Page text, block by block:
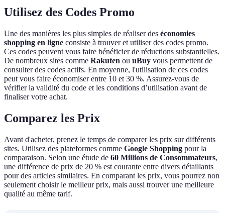
Utilisez des Codes Promo
Une des manières les plus simples de réaliser des économies
shopping en ligne consiste à trouver et utiliser des codes promo.
Ces codes peuvent vous faire bénéficier de réductions substantielles.
De nombreux sites comme Rakuten ou uBuy vous permettent de
consulter des codes actifs. En moyenne, l'utilisation de ces codes
peut vous faire économiser entre 10 et 30 %. Assurez-vous de
vérifier la validité du code et les conditions d’utilisation avant de
finaliser votre achat.
Comparez les Prix
Avant d'acheter, prenez le temps de comparer les prix sur différents
sites. Utilisez des plateformes comme Google Shopping pour la
comparaison. Selon une étude de 60 Millions de Consommateurs,
une différence de prix de 20 % est courante entre divers détaillants
pour des articles similaires. En comparant les prix, vous pourrez non
seulement choisir le meilleur prix, mais aussi trouver une meilleure
qualité au même tarif.